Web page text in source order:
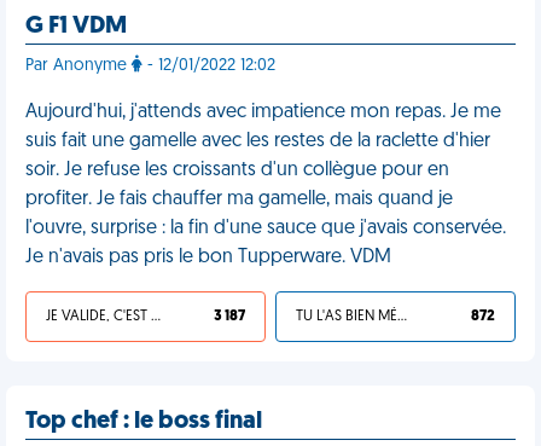
G F1 VDM
Par Anonyme - 12/01/2022 12:02
Aujourd'hui, j'attends avec impatience mon repas. Je me
suis fait une gamelle avec les restes de la raclette d'hier
soir. Je refuse les croissants d'un collègue pour en
profiter. Je fais chauffer ma gamelle, mais quand je
l'ouvre, surprise : la fin d'une sauce que j'avais conservée.
Je n'avais pas pris le bon Tupperware. VDM
JE VALIDE, C'EST UNE VDM 3 187 TU L'AS BIEN MÉRITÉ 872
Top chef : le boss final